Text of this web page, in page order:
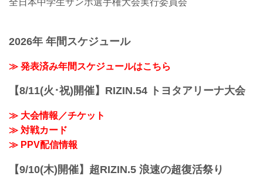
全日本中学生サンボ選手権大会実行委員会
2026年 年間スケジュール
≫ 発表済み年間スケジュールはこちら
【8/11(火･祝)開催】RIZIN.54 トヨタアリーナ大会
≫ 大会情報／チケット
≫ 対戦カード
≫ PPV配信情報
【9/10(木)開催】超RIZIN.5 浪速の超復活祭り